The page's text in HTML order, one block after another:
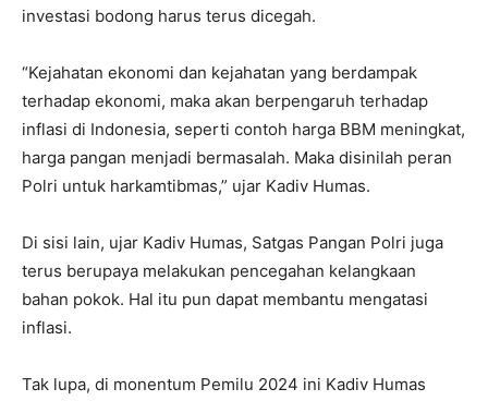
investasi bodong harus terus dicegah.
“Kejahatan ekonomi dan kejahatan yang berdampak
terhadap ekonomi, maka akan berpengaruh terhadap
inflasi di Indonesia, seperti contoh harga BBM meningkat,
harga pangan menjadi bermasalah. Maka disinilah peran
Polri untuk harkamtibmas,” ujar Kadiv Humas.
Di sisi lain, ujar Kadiv Humas, Satgas Pangan Polri juga
terus berupaya melakukan pencegahan kelangkaan
bahan pokok. Hal itu pun dapat membantu mengatasi
inflasi.
Tak lupa, di monentum Pemilu 2024 ini Kadiv Humas